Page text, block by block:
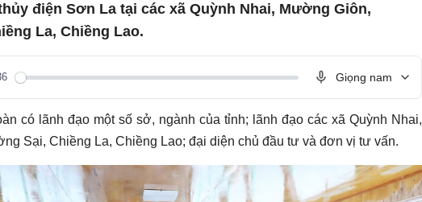
điện Sơn La tại các xã Quỳnh Nhai, Mường Giôn,
La, Chiềng Lao.
Giọng nam
có lãnh đạo một số sở, ngành của tỉnh; lãnh đạo các xã Quỳnh Nhai,
Sại, Chiềng La, Chiềng Lao; đại diện chủ đầu tư và đơn vị tư vấn.